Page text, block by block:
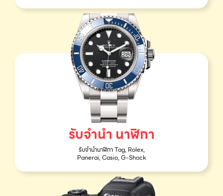
รับจำนำ นาฬิกา
รับจำนำนาฬิกา Tag, Rolex,
Panerai, Casio, G-Shock